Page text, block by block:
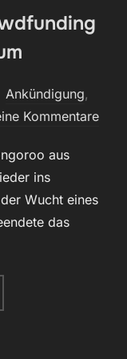
Ankündigung,
Kommentare
aus
ins
Wucht eines
das
STARTEN